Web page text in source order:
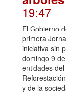
19:47
El Gobierno
primera
iniciativa sin
domingo 9
entidades
y de la